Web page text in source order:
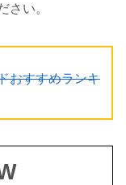
さい。
おすすめランキ